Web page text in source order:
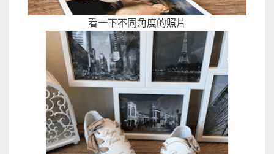
看一下不同角度的照片